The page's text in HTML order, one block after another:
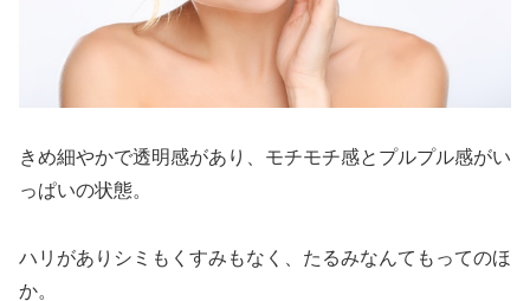
きめ細やかで透明感があり、モチモチ感とプルプル感がい
っぱいの状態。
ハリがありシミもくすみもなく、たるみなんてもってのほ
か。